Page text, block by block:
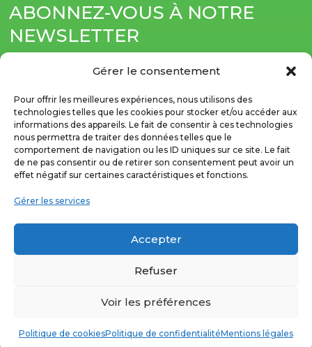
Gérer le consentement
Pour offrir les meilleures expériences, nous utilisons des
technologies telles que les cookies pour stocker et/ou accéder aux
informations des appareils. Le fait de consentir à ces technologies
nous permettra de traiter des données telles que le
comportement de navigation ou les ID uniques sur ce site. Le fait
de ne pas consentir ou de retirer son consentement peut avoir un
effet négatif sur certaines caractéristiques et fonctions.
Gérer les services
Accepter
Refuser
Voir les préférences
Politique de cookiesPolitique de confidentialitéMentions légales
ABONNEZ-VOUS À NOTRE
NEWSLETTER
S'abonner
Copyright © 2026 FCF. Tous Droits Réservés |
| |